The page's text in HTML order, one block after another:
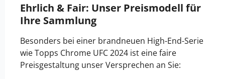
Ehrlich & Fair: Unser Preismodell für
Ihre Sammlung
Besonders bei einer brandneuen High-End-Serie
wie Topps Chrome UFC 2024 ist eine faire
Preisgestaltung unser Versprechen an Sie: